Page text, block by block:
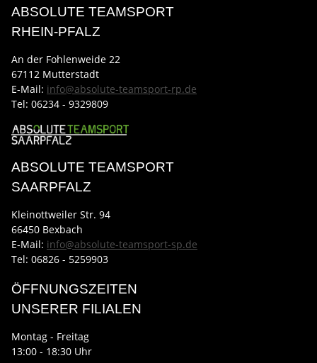
ABSOLUTE TEAMSPORT
RHEIN-PFALZ
An der Fohlenweide 22
67112 Mutterstadt
E-Mail: info@absolute-teamsport-rp.de
Tel: 06234 - 9329809
ABSOLUTE TEAMSPORT
SAARPFALZ
Kleinottweiler Str. 94
66450 Bexbach
E-Mail: info@absolute-teamsport-sp.de
Tel: 06826 - 5259903
ÖFFNUNGSZEITEN
UNSERER FILIALEN
Montag - Freitag
13:00 - 18:30 Uhr